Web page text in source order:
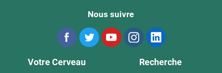
Nous suivre
Votre Cerveau Recherche